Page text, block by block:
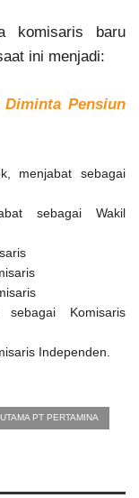
komisaris baru
ini menjadi:
Pensiun
menjabat sebagai
sebagai Wakil
Komisaris
Independen.
PT PERTAMINA